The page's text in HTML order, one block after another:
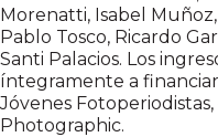
Morenatti, Isabel
Pablo Tosco, Ricardo
Santi Palacios. Los
íntegramente a
Jóvenes
Photographic.